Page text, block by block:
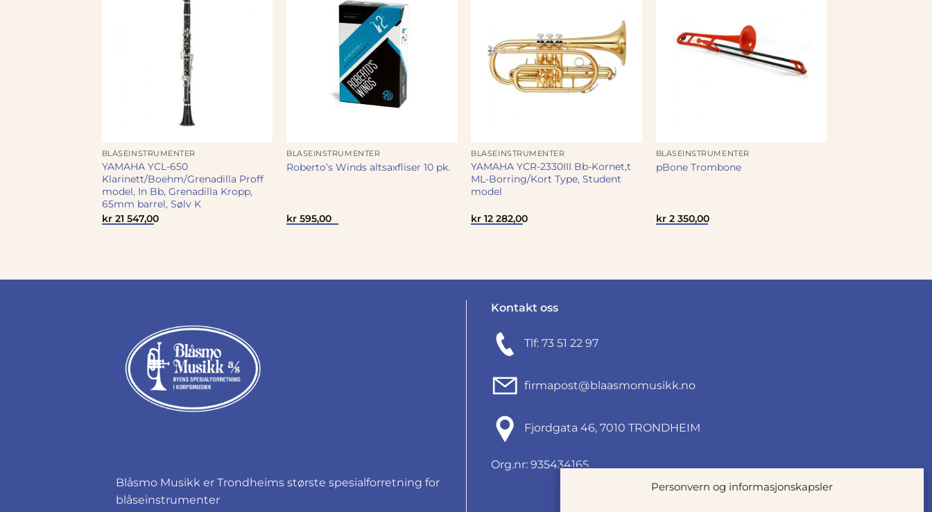
Personvern og informasjonskapsler
BLÅSEINSTRUMENTER
YAMAHA YCL-650
Klarinett/Boehm/Grenadilla Proff
model, In Bb, Grenadilla Kropp,
65mm barrel, Sølv K
kr21 547,00
BLÅSEINSTRUMENTER
Roberto’s Winds altsaxfliser 10 pk.
kr 595,00
BLÅSEINSTRUMENTER
YAMAHA YCR-2330III Bb-Kornet,t
ML-Borring/Kort Type, Student
model
kr 12 282,00
BLÅSEINSTRUMENTER
pBone Trombone
kr2 350,00
Blåsmo Musikk er Trondheims største spesialforretning for
blåseinstrumenter
Kontakt oss
Tlf: 73 51 22 97
firmapost@blaasmomusikk.no
Fjordgata 46, 7010 TRONDHEIM
Org.nr: 935434165